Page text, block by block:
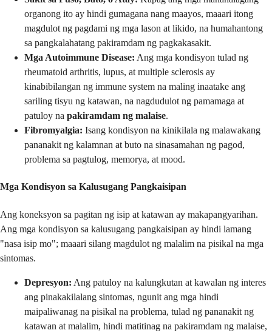
organong ito ay hindi gumagana nang maayos, maaari itong
magdulot ng pagdami ng mga lason at likido, na humahantong
sa pangkalahatang pakiramdam ng pagkakasakit.
Mga Autoimmune Disease: Ang mga kondisyon tulad ng
rheumatoid arthritis, lupus, at multiple sclerosis ay
kinabibilangan ng immune system na maling inaatake ang
sariling tisyu ng katawan, na nagdudulot ng pamamaga at
patuloy na pakiramdam ng malaise.
Fibromyalgia: Isang kondisyon na kinikilala ng malawakang
pananakit ng kalamnan at buto na sinasamahan ng pagod,
problema sa pagtulog, memorya, at mood.
Mga Kondisyon sa Kalusugang Pangkaisipan
Ang koneksyon sa pagitan ng isip at katawan ay makapangyarihan.
Ang mga kondisyon sa kalusugang pangkaisipan ay hindi lamang
"nasa isip mo"; maaari silang magdulot ng malalim na pisikal na mga
sintomas.
Depresyon: Ang patuloy na kalungkutan at kawalan ng interes
ang pinakakilalang sintomas, ngunit ang mga hindi
maipaliwanag na pisikal na problema, tulad ng pananakit ng
katawan at malalim, hindi matitinag na pakiramdam ng malaise,